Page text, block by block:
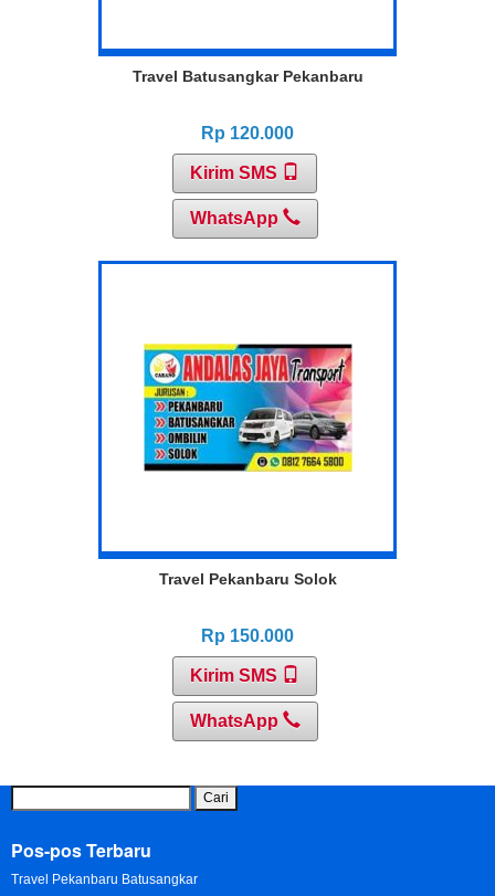
Travel Batusangkar Pekanbaru
Rp 120.000
Kirim SMS
WhatsApp
Travel Pekanbaru Solok
Rp 150.000
Kirim SMS
WhatsApp
untuk:
Pos-pos Terbaru
Travel Pekanbaru Batusangkar